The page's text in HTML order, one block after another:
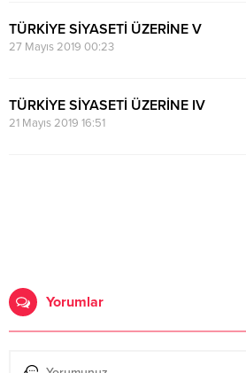
TÜRKİYE SİYASETİ ÜZERİNE V
27 Mayıs 2019 00:23
TÜRKİYE SİYASETİ ÜZERİNE IV
21 Mayıs 2019 16:51
Yorumlar